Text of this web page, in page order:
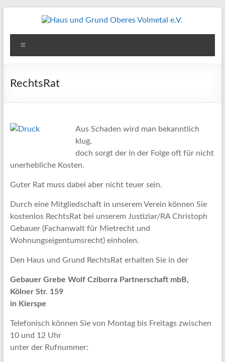
Haus
und
Grund
e.V.
RechtsRat
Aus Schaden wird man bekanntlich
klug,
doch sorgt der in der Folge oft für nicht
unerhebliche Kosten.
Guter Rat muss dabei aber nicht teuer sein.
Durch eine Mitgliedschaft in unserem Verein können Sie
kostenlosRechtsRat bei unserem Justiziar/RA Christoph
Gebauer (Fachanwalt für Mietrecht und
Wohnungseigentumsrecht) einholen.
Den Haus und Grund RechtsRat erhalten Sie in der
Gebauer Grebe Wolf Cziborra Partnerschaft mbB,
Kölner Str. 159
in Kierspe
Telefonisch können Sie von Montag bis Freitags zwischen
10 und 12 Uhr
unter der Rufnummer: